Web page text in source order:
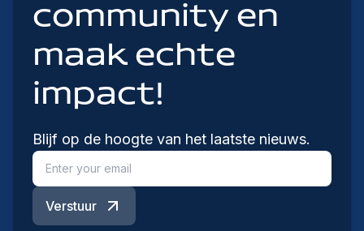
community en
maak echte
impact!
Blijf op de hoogte van het laatste nieuws.
Verstuur